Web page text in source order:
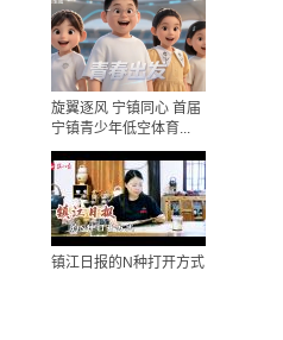
旋翼逐风 宁镇同心 首届
宁镇青少年低空体育...
镇江日报的N种打开方式